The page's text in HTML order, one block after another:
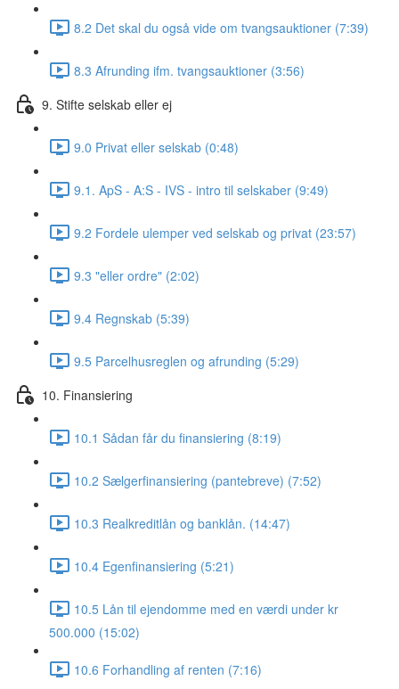
8.2 Det skal du også vide om tvangsauktioner (7:39)
8.3 Afrunding ifm. tvangsauktioner (3:56)
9. Stifte selskab eller ej
9.0 Privat eller selskab (0:48)
9.1. ApS - A:S - IVS - intro til selskaber (9:49)
9.2 Fordele ulemper ved selskab og privat (23:57)
9.3 "eller ordre" (2:02)
9.4 Regnskab (5:39)
9.5 Parcelhusreglen og afrunding (5:29)
10. Finansiering
10.1 Sådan får du finansiering (8:19)
10.2 Sælgerfinansiering (pantebreve) (7:52)
10.3 Realkreditlån og banklån. (14:47)
10.4 Egenfinansiering (5:21)
10.5 Lån til ejendomme med en værdi under kr
500.000 (15:02)
10.6 Forhandling af renten (7:16)